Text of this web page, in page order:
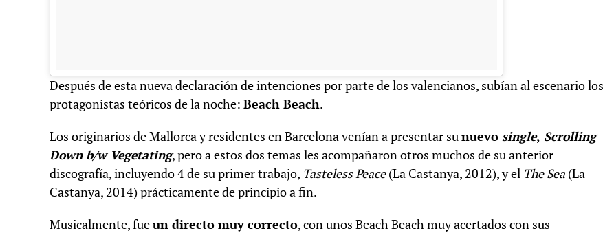
Después de esta nueva declaración de intenciones por parte de los valencianos, subían al escenario los
protagonistas teóricos de la noche: Beach Beach.
Los originarios de Mallorca y residentes en Barcelona venían a presentar sunuevo single, Scrolling
Down b/w Vegetating, pero a estos dos temas les acompañaron otros muchos de su anterior
discografía, incluyendo 4 de su primer trabajo, Tasteless Peace(La Castanya, 2012), y el The Sea (La
Castanya, 2014) prácticamente de principio a fin.
Musicalmente, fueun directo muy correcto, con unos Beach Beach muy acertados con sus